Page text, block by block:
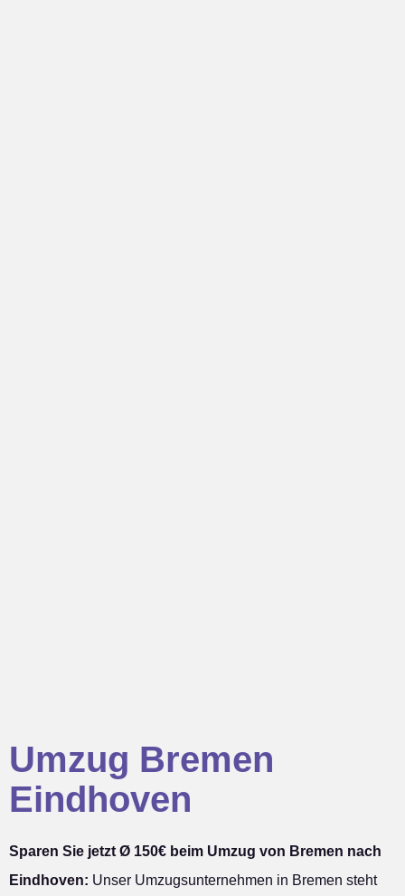
Umzug Bremen
Eindhoven
Sparen Sie jetzt Ø 150€ beim Umzug von Bremen nach
Eindhoven: Unser Umzugsunternehmen in Bremen steht